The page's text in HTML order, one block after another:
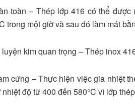
toàn – Thép lớp 416 có thể
trong một giờ và sau đó làm mát
kim quan trọng – Thép inox
cứng – Thực hiện việc gia nhiệt
độ từ 400 đến 580°C vì lớp